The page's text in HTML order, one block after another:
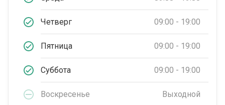
Четверг 09:00 - 19:00
Пятница 09:00 - 19:00
Суббота 09:00 - 19:00
Воскресенье Выходной